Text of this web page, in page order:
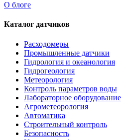
О блоге
Каталог датчиков
Расходомеры
Промышленные датчики
Гидрология и океанология
Гидрогеология
Метеорология
Контроль параметров воды
Лабораторное оборудование
Агрометеорология
Автоматика
Строительный контроль
Безопасность